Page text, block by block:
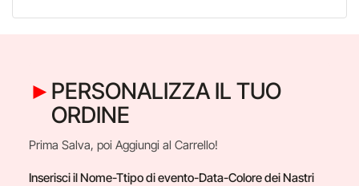
PERSONALIZZA IL TUO
ORDINE
Prima Salva, poi Aggiungi al Carrello!
Inserisci il Nome-Ttipo di evento-Data-Colore dei Nastri